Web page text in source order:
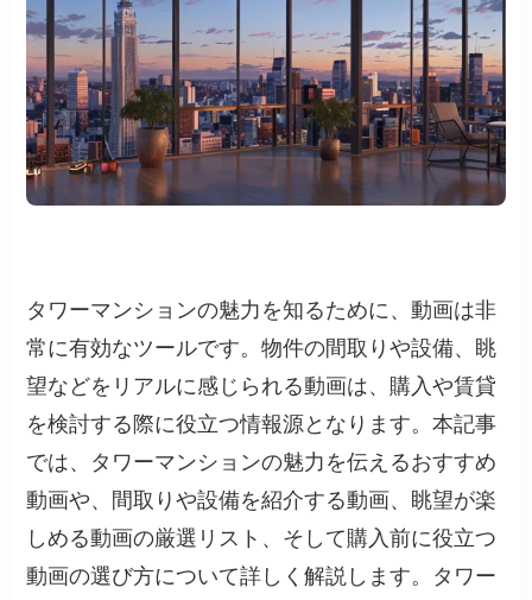
タワーマンションの魅力を知るために、動画は非
常に有効なツールです。物件の間取りや設備、眺
望などをリアルに感じられる動画は、購入や賃貸
を検討する際に役立つ情報源となります。本記事
では、タワーマンションの魅力を伝えるおすすめ
動画や、間取りや設備を紹介する動画、眺望が楽
しめる動画の厳選リスト、そして購入前に役立つ
動画の選び方について詳しく解説します。タワー